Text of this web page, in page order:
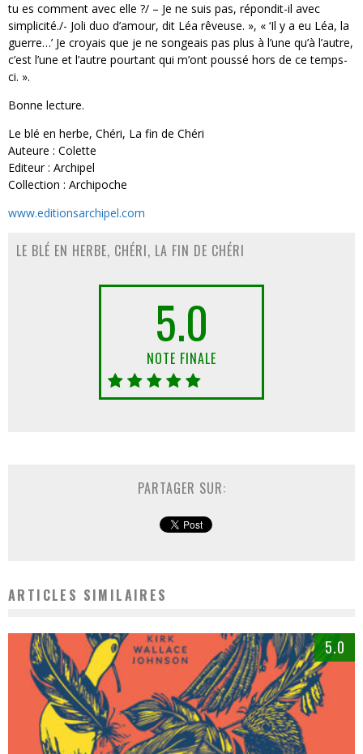
tu es comment avec elle ?/ – Je ne suis pas, répondit-il avec
simplicité./- Joli duo d’amour, dit Léa rêveuse. », « ‘Il y a eu Léa, la
guerre…’ Je croyais que je ne songeais pas plus à l’une qu’à l’autre,
c’est l’une et l’autre pourtant qui m’ont poussé hors de ce temps-
ci. ».
Bonne lecture.
Le blé en herbe, Chéri, La fin de Chéri
Auteure : Colette
Editeur : Archipel
Collection : Archipoche
www.editionsarchipel.com
LE BLÉ EN HERBE, CHÉRI, LA FIN DE CHÉRI
5.0
NOTE FINALE
PARTAGER SUR:
ARTICLES SIMILAIRES
5.0